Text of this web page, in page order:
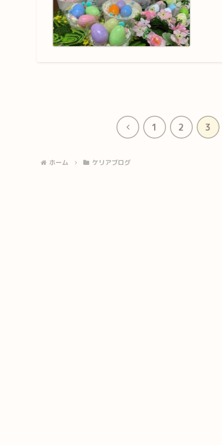
前
1 2 3
ホーム ケリアブログ